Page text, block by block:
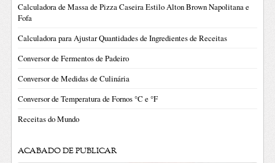
Calculadora de Massa de Pizza Caseira Estilo Alton Brown Napolitana e
Fofa
Calculadora para Ajustar Quantidades de Ingredientes de Receitas
Conversor de Fermentos de Padeiro
Conversor de Medidas de Culinária
Conversor de Temperatura de Fornos °C e °F
Receitas do Mundo
ACABADO DE PUBLICAR